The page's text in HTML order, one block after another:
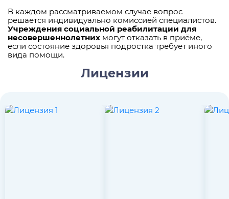
В каждом рассматриваемом случае вопрос
решается индивидуально комиссией специалистов.
Учреждения социальной реабилитации для
несовершеннолетних могут отказать в приёме,
если состояние здоровья подростка требует иного
вида помощи.
Лицензии